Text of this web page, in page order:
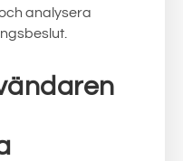
analysera